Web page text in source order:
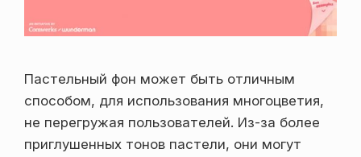
Пастельный фон может быть отличным
способом, для использования многоцветия,
не перегружая пользователей. Из-за более
приглушенных тонов пастели, они могут